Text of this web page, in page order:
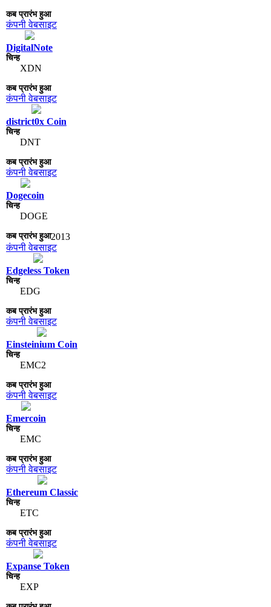
कंपनी वेबसाइट
DigitalNote
XDN
कंपनी वेबसाइट
district0x Coin
DNT
कंपनी वेबसाइट
Dogecoin
DOGE
2013
कंपनी वेबसाइट
Edgeless Token
EDG
कंपनी वेबसाइट
Einsteinium Coin
EMC2
कंपनी वेबसाइट
Emercoin
EMC
कंपनी वेबसाइट
Ethereum Classic
ETC
कंपनी वेबसाइट
Expanse Token
EXP